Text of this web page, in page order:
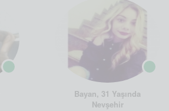
Bayan, 31 Yaşında
Nevşehir